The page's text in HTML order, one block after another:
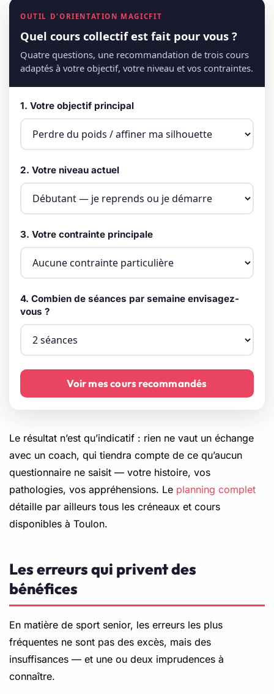
OUTIL D'ORIENTATION MAGICFIT
Quel cours collectif est fait pour vous ?
Quatre questions, une recommandation de trois cours
adaptés à votre objectif, votre niveau et vos contraintes.
1. Votre objectif principal
2. Votre niveau actuel
3. Votre contrainte principale
4. Combien de séances par semaine envisagez-
vous ?
Voir mes cours recommandés
Le résultat n’est qu’indicatif : rien ne vaut un échange
avec un coach, qui tiendra compte de ce qu’aucun
questionnaire ne saisit — votre histoire, vos
pathologies, vos appréhensions. Le planning complet
détaille par ailleurs tous les créneaux et cours
disponibles à Toulon.
Les erreurs qui privent des
bénéfices
En matière de sport senior, les erreurs les plus
fréquentes ne sont pas des excès, mais des
insuffisances — et une ou deux imprudences à
connaître.